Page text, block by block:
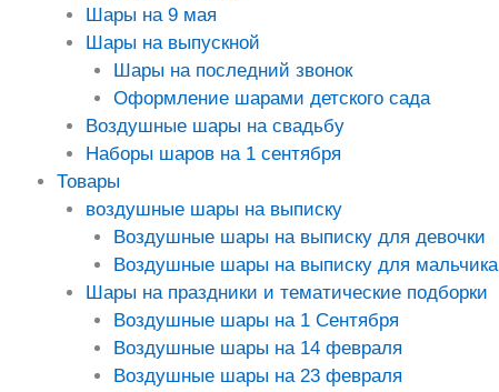
Шары на 9 мая
Шары на выпускной
Шары на последний звонок
Оформление шарами детского сада
Воздушные шары на свадьбу
Наборы шаров на 1 сентября
Товары
воздушные шары на выписку
Воздушные шары на выписку для девочки
Воздушные шары на выписку для мальчика
Шары на праздники и тематические подборки
Воздушные шары на 1 Сентября
Воздушные шары на 14 февраля
Воздушные шары на 23 февраля